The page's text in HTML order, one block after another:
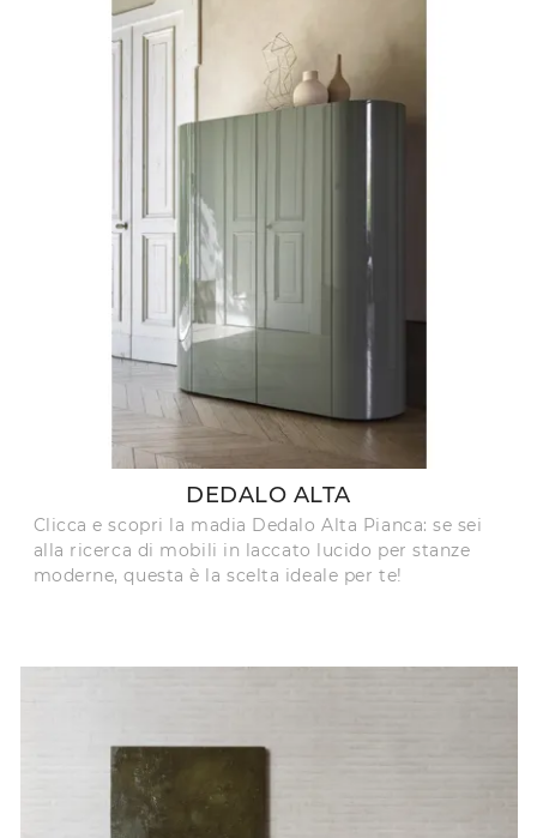
DEDALO ALTA
Clicca e scopri la madia Dedalo Alta Pianca: se sei
alla ricerca di mobili in laccato lucido per stanze
moderne, questa è la scelta ideale per te!